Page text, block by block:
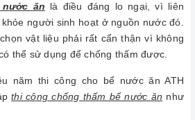
ăn là điều đáng lo ngại, vì liên
người sinh hoạt ở nguồn nước đó.
vật liệu phải rất cẩn thận vì không
thể sử dụng để chống thấm được.
năm thi công cho bể nước ăn ATH
thi công chống thấm bể nước ăn như